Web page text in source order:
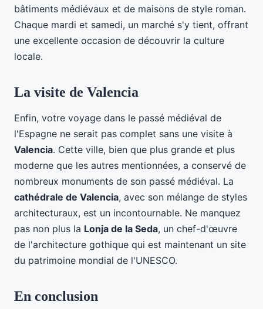
bâtiments médiévaux et de maisons de style roman.
Chaque mardi et samedi, un marché s'y tient, offrant
une excellente occasion de découvrir la culture
locale.
La visite de Valencia
Enfin, votre voyage dans le passé médiéval de
l'Espagne ne serait pas complet sans une visite à
Valencia. Cette ville, bien que plus grande et plus
moderne que les autres mentionnées, a conservé de
nombreux monuments de son passé médiéval. La
cathédrale de Valencia, avec son mélange de styles
architecturaux, est un incontournable. Ne manquez
pas non plus la Lonja de la Seda, un chef-d'œuvre
de l'architecture gothique qui est maintenant un site
du patrimoine mondial de l'UNESCO.
En conclusion